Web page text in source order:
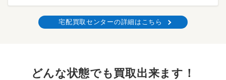
宅配買取センターの詳細はこちら
どんな状態でも買取出来ます！